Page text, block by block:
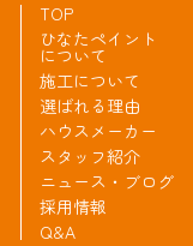
TOP
ひなたペイント
について
施工について
選ばれる理由
ハウスメーカー
スタッフ紹介
ニュース・ブログ
採用情報
Q&A